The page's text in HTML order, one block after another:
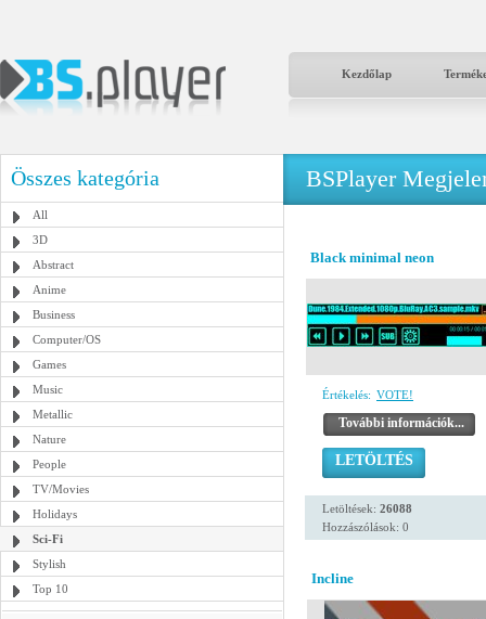
Kezdőlap
Összes kategória
All
3D
Abstract
Anime
Business
Computer/OS
Games
Music
Metallic
Nature
People
TV/Movies
Holidays
Sci-Fi
Stylish
Top 10
BSPlayer
Black minimal neon
Értékelés: VOTE!
További információk...
LETÖLTÉS
Letöltések: 26088
Hozzászólások: 0
Incline